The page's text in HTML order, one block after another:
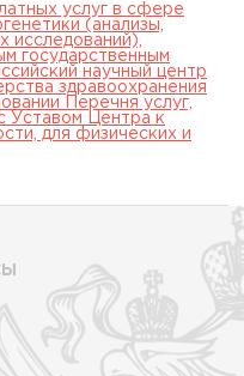
услуг в сфере
(анализы,
исследований),
государственным
научный центр
здравоохранения
Перечня услуг,
Уставом Центра к
для физических и